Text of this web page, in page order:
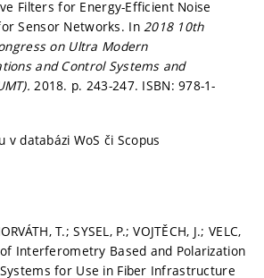
Filters for Energy-Efficient Noise
Sensor Networks. In 2018 10th
on Ultra Modern
and Control Systems and
2018. p. 243-247. ISBN: 978-1-
v databázi WoS či Scopus
T.; SYSEL, P.; VOJTĚCH, J.; VELC,
Interferometry Based and Polarization
for Use in Fiber Infrastructure